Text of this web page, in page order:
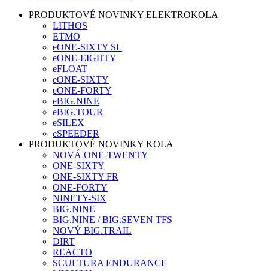
PRODUKTOVÉ NOVINKY ELEKTROKOLA
LITHOS
ETMO
eONE-SIXTY SL
eONE-EIGHTY
eFLOAT
eONE-SIXTY
eONE-FORTY
eBIG.NINE
eBIG.TOUR
eSILEX
eSPEEDER
PRODUKTOVÉ NOVINKY KOLA
NOVÁ ONE-TWENTY
ONE-SIXTY
ONE-SIXTY FR
ONE-FORTY
NINETY-SIX
BIG.NINE
BIG.NINE / BIG.SEVEN TFS
NOVÝ BIG.TRAIL
DIRT
REACTO
SCULTURA ENDURANCE